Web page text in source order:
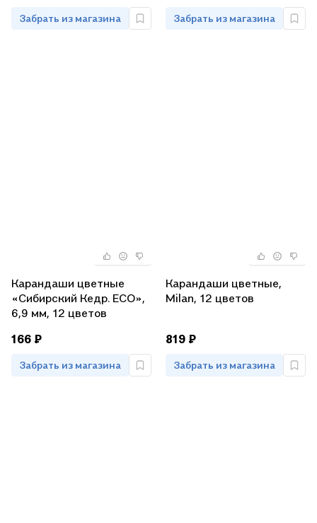
Забрать из магазина Забрать из магазина
Карандаши цветные
«Сибирский Кедр. ECO»,
6,9 мм, 12 цветов
166 ₽
Забрать из магазина
Карандаши цветные,
Milan, 12 цветов
819 ₽
Забрать из магазина